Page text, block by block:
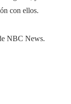
con ellos.
NBC News.